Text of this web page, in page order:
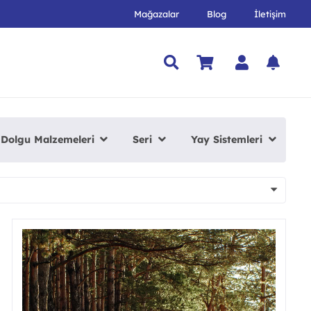
Mağazalar Blog İletişim
Dolgu Malzemeleri Seri Yay Sistemleri